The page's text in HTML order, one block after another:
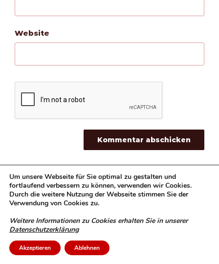
Website
Beitragsnavigation
Vorheriger
ZURÜCK
Beitrag
Brandeinsatz – Drehleitereinsatz in Baden –
Um unsere Webseite für Sie optimal zu gestalten und
fortlaufend verbessern zu können, verwenden wir Cookies.
Durch die weitere Nutzung der Webseite stimmen Sie der
Verwendung von Cookies zu.
Weitere Informationen zu Cookies erhalten Sie in unserer
Datenschutzerklärung
Akzeptieren Ablehnen